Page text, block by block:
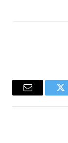
تويتر
البريد